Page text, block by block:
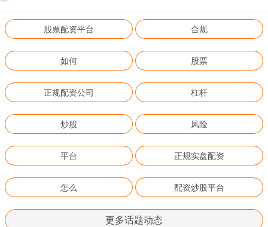
股票配资平台 合规
如何 股票
正规配资公司 杠杆
炒股 风险
平台 正规实盘配资
怎么 配资炒股平台
更多话题动态